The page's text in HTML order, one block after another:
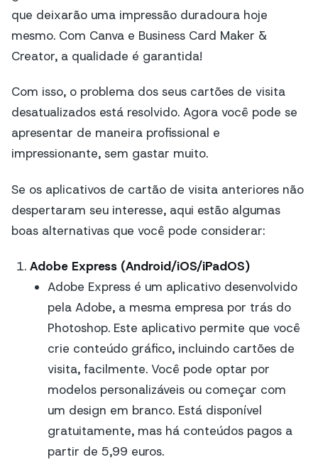
que deixarão uma impressão duradoura hoje
mesmo. Com Canva e Business Card Maker &
Creator, a qualidade é garantida!
Com isso, o problema dos seus cartões de visita
desatualizados está resolvido. Agora você pode se
apresentar de maneira profissional e
impressionante, sem gastar muito.
Se os aplicativos de cartão de visita anteriores não
despertaram seu interesse, aqui estão algumas
boas alternativas que você pode considerar:
Adobe Express (Android/iOS/iPadOS)
Adobe Express é um aplicativo desenvolvido
pela Adobe, a mesma empresa por trás do
Photoshop. Este aplicativo permite que você
crie conteúdo gráfico, incluindo cartões de
visita, facilmente. Você pode optar por
modelos personalizáveis ou começar com
um design em branco. Está disponível
gratuitamente, mas há conteúdos pagos a
partir de 5,99 euros.